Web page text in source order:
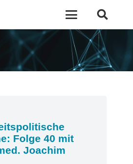
Folge 40 mit
Joachim